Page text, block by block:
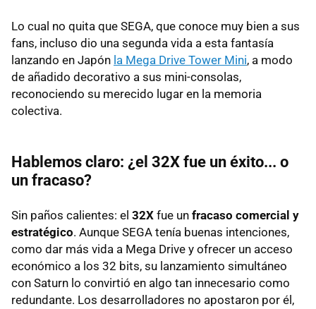
Lo cual no quita que SEGA, que conoce muy bien a sus
fans, incluso dio una segunda vida a esta fantasía
lanzando en Japón la Mega Drive Tower Mini, a modo
de añadido decorativo a sus mini-consolas,
reconociendo su merecido lugar en la memoria
colectiva.
Hablemos claro: ¿el 32X fue un éxito... o
un fracaso?
Sin paños calientes: el 32X fue un fracaso comercial y
estratégico. Aunque SEGA tenía buenas intenciones,
como dar más vida a Mega Drive y ofrecer un acceso
económico a los 32 bits, su lanzamiento simultáneo
con Saturn lo convirtió en algo tan innecesario como
redundante. Los desarrolladores no apostaron por él,